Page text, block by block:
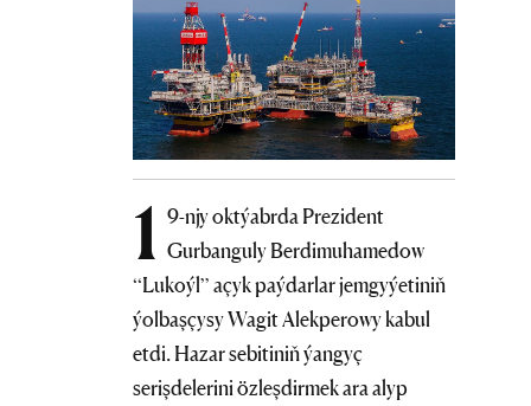
1 9-njy oktýabrda Prezident
Gurbanguly Berdimuhamedow
“Lukoýl” açyk paýdarlar jemgyýetiniň
ýolbaşçysy Wagit Alekperowy kabul
etdi. Hazar sebitiniň ýangyç
serişdelerini özleşdirmek ara alyp